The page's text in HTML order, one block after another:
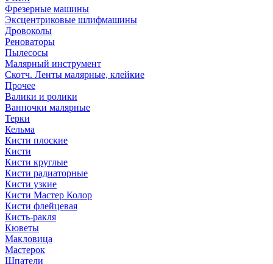
Фрезерные машины
Эксцентриковые шлифмашины
Дровоколы
Реноваторы
Пылесосы
Малярный инструмент
Скотч. Ленты малярные, клейкие
Прочее
Валики и ролики
Ванночки малярные
Терки
Кельма
Кисти плоские
Кисти
Кисти круглые
Кисти радиаторные
Кисти узкие
Кисти Мастер Колор
Кисти флейцевая
Кисть-ракля
Кюветы
Макловица
Мастерок
Шпатели